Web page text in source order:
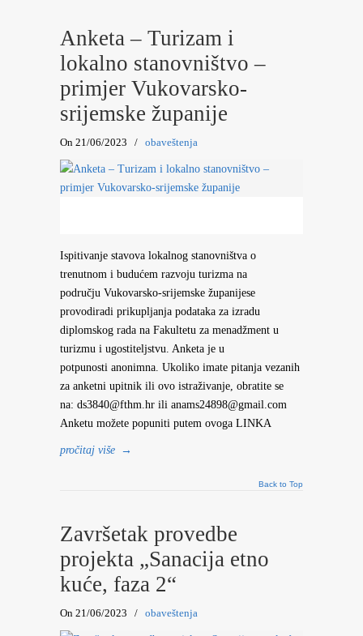
Anketa – Turizam i
lokalno stanovništvo –
primjer Vukovarsko-
srijemske županije
On 21/06/2023 / obaveštenja
Ispitivanje stavova lokalnog stanovništva o
trenutnom i budućem razvoju turizma na
području Vukovarsko-srijemske županijese
provodiradi prikupljanja podataka za izradu
diplomskog rada na Fakultetu za menadžment u
turizmu i ugostiteljstvu. Anketa je u
potpunosti anonimna. Ukoliko imate pitanja vezanih
za anketni upitnik ili ovo istraživanje, obratite se
na: ds3840@fthm.hr ili anams24898@gmail.com
Anketu možete popuniti putem ovoga LINKA
pročitaj više →
Back to Top
Završetak provedbe
projekta „Sanacija etno
kuće, faza 2“
On 21/06/2023 / obaveštenja